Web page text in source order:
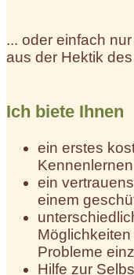
... oder einfach
aus der Hektik
Ich biete Ihnen
ein erstes
Kennenlernen
ein
einem
Probleme
Hilfe zur